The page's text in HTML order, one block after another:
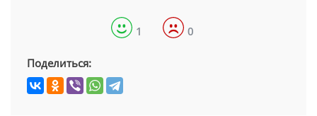
1 0
Поделиться: